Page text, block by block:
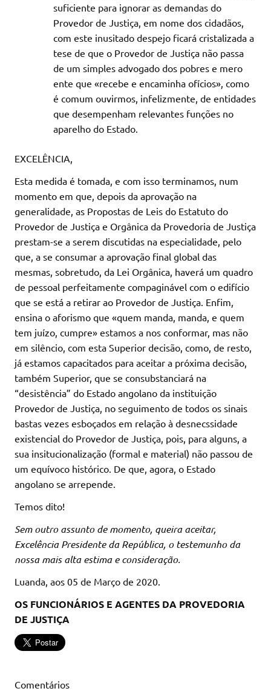
suficiente para ignorar as demandas do
Provedor de Justiça, em nome dos cidadãos,
com este inusitado despejo ficará cristalizada a
tese de que o Provedor de Justiça não passa
de um simples advogado dos pobres e mero
ente que «recebe e encaminha ofícios», como
é comum ouvirmos, infelizmente, de entidades
que desempenham relevantes funções no
aparelho do Estado.
EXCELÊNCIA,
Esta medida é tomada, e com isso terminamos, num
momento em que, depois da aprovação na
generalidade, as Propostas de Leis do Estatuto do
Provedor de Justiça e Orgânica da Provedoria de Justiça
prestam-se a serem discutidas na especialidade, pelo
que, a se consumar a aprovação final global das
mesmas, sobretudo, da Lei Orgânica, haverá um quadro
de pessoal perfeitamente compaginável com o edifício
que se está a retirar ao Provedor de Justiça. Enfim,
ensina o aforismo que «quem manda, manda, e quem
tem juízo, cumpre» estamos a nos conformar, mas não
em silêncio, com esta Superior decisão, como, de resto,
já estamos capacitados para aceitar a próxima decisão,
também Superior, que se consubstanciará na
“desistência” do Estado angolano da instituição
Provedor de Justiça, no seguimento de todos os sinais
bastas vezes esboçados em relação à desnecssidade
existencial do Provedor de Justiça, pois, para alguns, a
sua insitucionalização (formal e material) não passou de
um equívoco histórico. De que, agora, o Estado
angolano se arrepende.
Temos dito!
Sem outro assunto de momento, queira aceitar,
Excelência Presidente da República, o testemunho da
nossa mais alta estima e consideração.
Luanda, aos 05 de Março de 2020.
OS FUNCIONÁRIOS E AGENTES DA PROVEDORIA
DE JUSTIÇA
Comentários